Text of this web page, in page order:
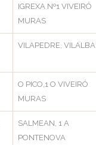
IGREXA Nº1 VIVEIRÓ
MURAS
VILAPEDRE, VILALBA
O PICO,1 O VIVEIRÓ
MURAS
SALMEAN, 1 A
PONTENOVA